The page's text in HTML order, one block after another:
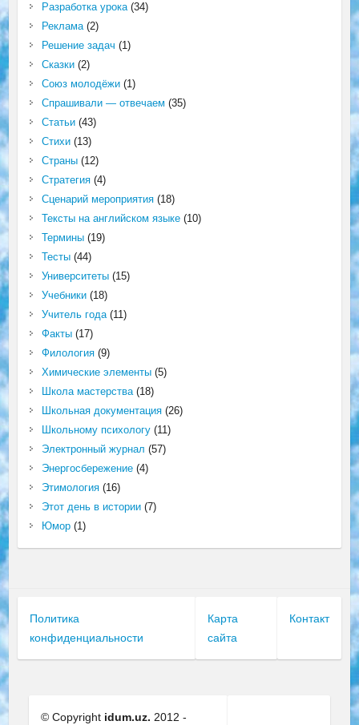
Разработка урока(34)
Реклама(2)
Решение задач (1)
Сказки(2)
Союз молодёжи(1)
Спрашивали — отвечаем (35)
Статьи(43)
Стихи(13)
Страны(12)
Стратегия(4)
Сценарий мероприятия(18)
Тексты на английском языке(10)
Термины(19)
Тесты(44)
Университеты(15)
Учебники(18)
Учитель года(11)
Факты(17)
Филология(9)
Химические элементы(5)
Школа мастерства(18)
Школьная документация(26)
Школьному психологу(11)
Электронный журнал (57)
Энергосбережение(4)
Этимология(16)
Этот день в истории(7)
Юмор(1)
Политика
конфиденциальности
Карта
сайта
Контакт
© Copyright idum.uz. 2012 -